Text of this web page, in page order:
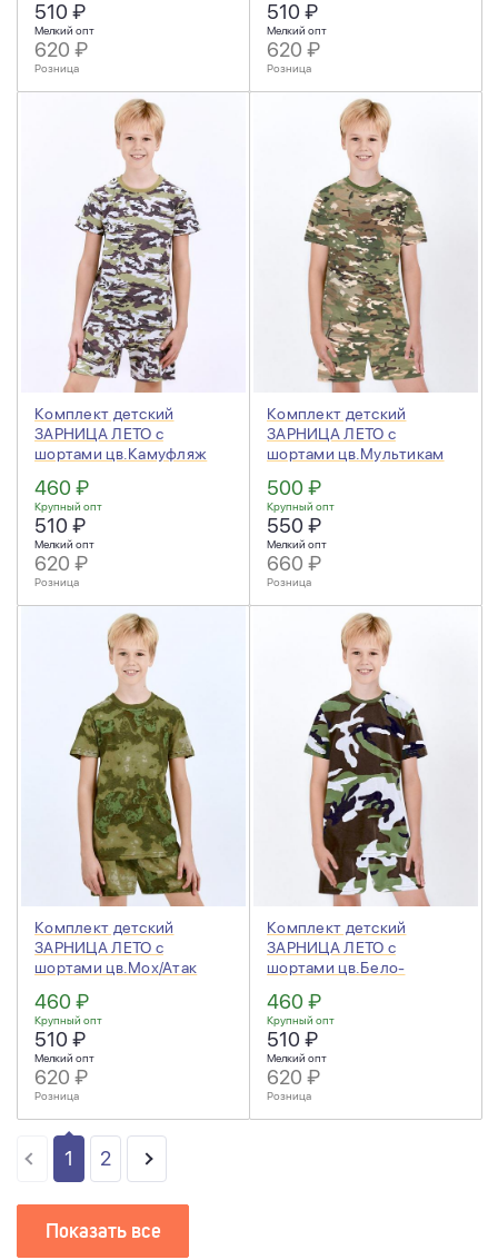
510 ₽
Мелкий опт
620 ₽
Розница
510 ₽
Мелкий опт
620 ₽
Розница
Комплект детский
ЗАРНИЦА ЛЕТО с
шортами цв.Камуфляж
460 ₽
Крупный опт
510 ₽
Мелкий опт
620 ₽
Розница
Комплект детский
ЗАРНИЦА ЛЕТО с
шортами цв.Мультикам
500 ₽
Крупный опт
550 ₽
Мелкий опт
660 ₽
Розница
Комплект детский
ЗАРНИЦА ЛЕТО с
шортами цв.Мох/Атак
460 ₽
Крупный опт
510 ₽
Мелкий опт
620 ₽
Розница
Комплект детский
ЗАРНИЦА ЛЕТО с
шортами цв.Бело-
460 ₽
Крупный опт
510 ₽
Мелкий опт
620 ₽
Розница
1 2
Показать все